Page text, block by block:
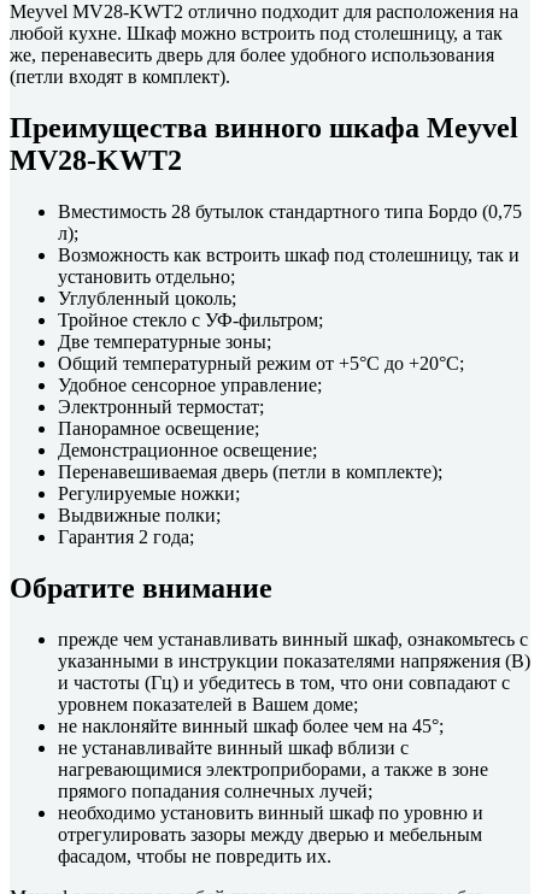
Meyvel MV28-KWT2 отлично подходит для расположения на
любой кухне. Шкаф можно встроить под столешницу, а так
же, перенавесить дверь для более удобного использования
(петли входят в комплект).
Преимущества винного шкафа Meyvel
MV28-KWT2
Вместимость 28 бутылок стандартного типа Бордо (0,75
л);
Возможность как встроить шкаф под столешницу, так и
установить отдельно;
Углубленный цоколь;
Тройное стекло с УФ-фильтром;
Две температурные зоны;
Общий температурный режим от +5°C до +20°C;
Удобное сенсорное управление;
Электронный термостат;
Панорамное освещение;
Демонстрационное освещение;
Перенавешиваемая дверь (петли в комплекте);
Регулируемые ножки;
Выдвижные полки;
Гарантия 2 года;
Обратите внимание
прежде чем устанавливать винный шкаф, ознакомьтесь с
указанными в инструкции показателями напряжения (В)
и частоты (Гц) и убедитесь в том, что они совпадают с
уровнем показателей в Вашем доме;
не наклоняйте винный шкаф более чем на 45°;
не устанавливайте винный шкаф вблизи с
нагревающимися электроприборами, а также в зоне
прямого попадания солнечных лучей;
необходимо установить винный шкаф по уровню и
отрегулировать зазоры между дверью и мебельным
фасадом, чтобы не повредить их.